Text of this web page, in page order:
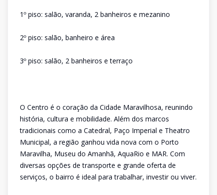
1º piso: salão, varanda, 2 banheiros e mezanino
2º piso: salão, banheiro e área
3º piso: salão, 2 banheiros e terraço
O Centro é o coração da Cidade Maravilhosa, reunindo
história, cultura e mobilidade. Além dos marcos
tradicionais como a Catedral, Paço Imperial e Theatro
Municipal, a região ganhou vida nova com o Porto
Maravilha, Museu do Amanhã, AquaRio e MAR. Com
diversas opções de transporte e grande oferta de
serviços, o bairro é ideal para trabalhar, investir ou viver.